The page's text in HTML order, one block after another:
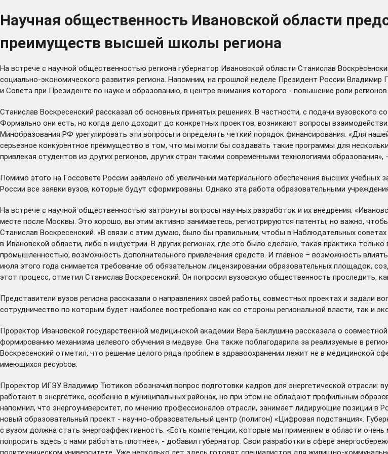
Научная общественность Ивановской области
преимуществ высшей школы региона
На встрече с научной общественностью региона губернатор Ивановской области Станислав
социально-экономического развития региона. Напомним, на прошлой неделе Президент России Владимир
и Совета при Президенте по науке и образованию, в центре внимания которого - повышение роли
Станислав Воскресенский рассказал об основных принятых решениях. В частности, с подачи
Формально они есть, но когда дело доходит до конкретных проектов, возникают вопросы
Минобразования РФ урегулировать эти вопросы и определять четкий порядок финансирования. «Для
серьезное конкурентное преимущество в том, что мы могли бы создавать такие программы для
привлекая студентов из других регионов, других стран такими современными технологиями
Помимо этого на Госсовете России заявлено об увеличении материального обеспечения высших учебных
России все заявки вузов, которые будут сформированы. Однако эта работа образовательными
На встрече с научной общественностью затронуты вопросы научных разработок и их внедрения.
месте после Москвы. Это хорошо, вы этим активно занимаетесь, регистрируются патенты, но важно,
Станислав Воскресенский. «В связи с этим думаю, было бы правильным, чтобы в Наблюдательных
в Ивановской области, либо в индустрии. В других регионах, где это было сделано, такая практика
промышленностью, возможность дополнительного привлечения средств. И главное – возможность
июля этого года снимается требование об обязательном лицензировании образовательных площадок,
этот процесс, отметил Станислав Воскресенский. Он попросил вузовскую общественность проследить,
Представители вузов региона рассказали о направлениях своей работы, совместных проектах и
сотрудничество по которым будет наиболее востребовано как со стороны региональной власти, так и
Проректор Ивановской государственной медицинской академии Вера Баклушина рассказала о
формированию механизма целевого обучения в медвузе. Она также поблагодарила за реализуемые в
Воскресенский отметил, что решение целого ряда проблем в здравоохранении лежит не в медицинской
имеющихся ресурсов.
Проректор ИГЭУ Владимир Тютиков обозначил вопрос подготовки кадров для энергетической отрасли:
работают в энергетике, особенно в муниципальных районах, но при этом не обладают профильным
напомнил, что энергоуниверситет, по мнению профессионалов отрасли, занимает лидирующие позиции в
новый образовательный проект - научно-образовательный центр (полигон) «Цифровая подстанция».
с вузом должна стать энергоэффективность. «Есть компетенции, которые мы применяем в области
попросить здесь с нами работать плотнее», - добавил губернатор. Свои разработки в сфере